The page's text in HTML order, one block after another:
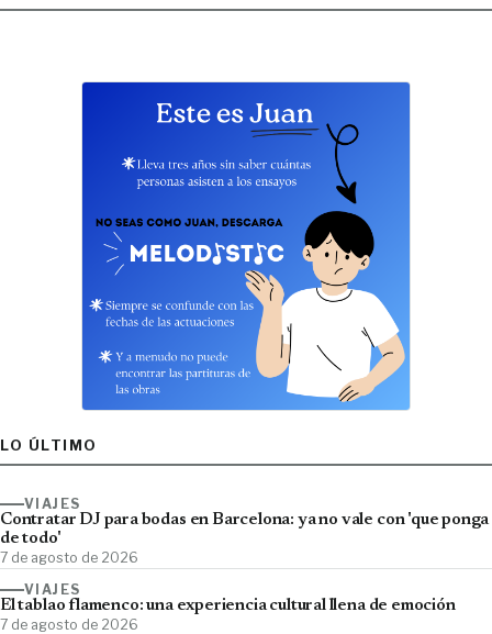
LO ÚLTIMO
VIAJES
Contratar DJ para bodas en Barcelona: ya no vale con 'que ponga
de todo'
7 de agosto de 2026
VIAJES
El tablao flamenco: una experiencia cultural llena de emoción
7 de agosto de 2026